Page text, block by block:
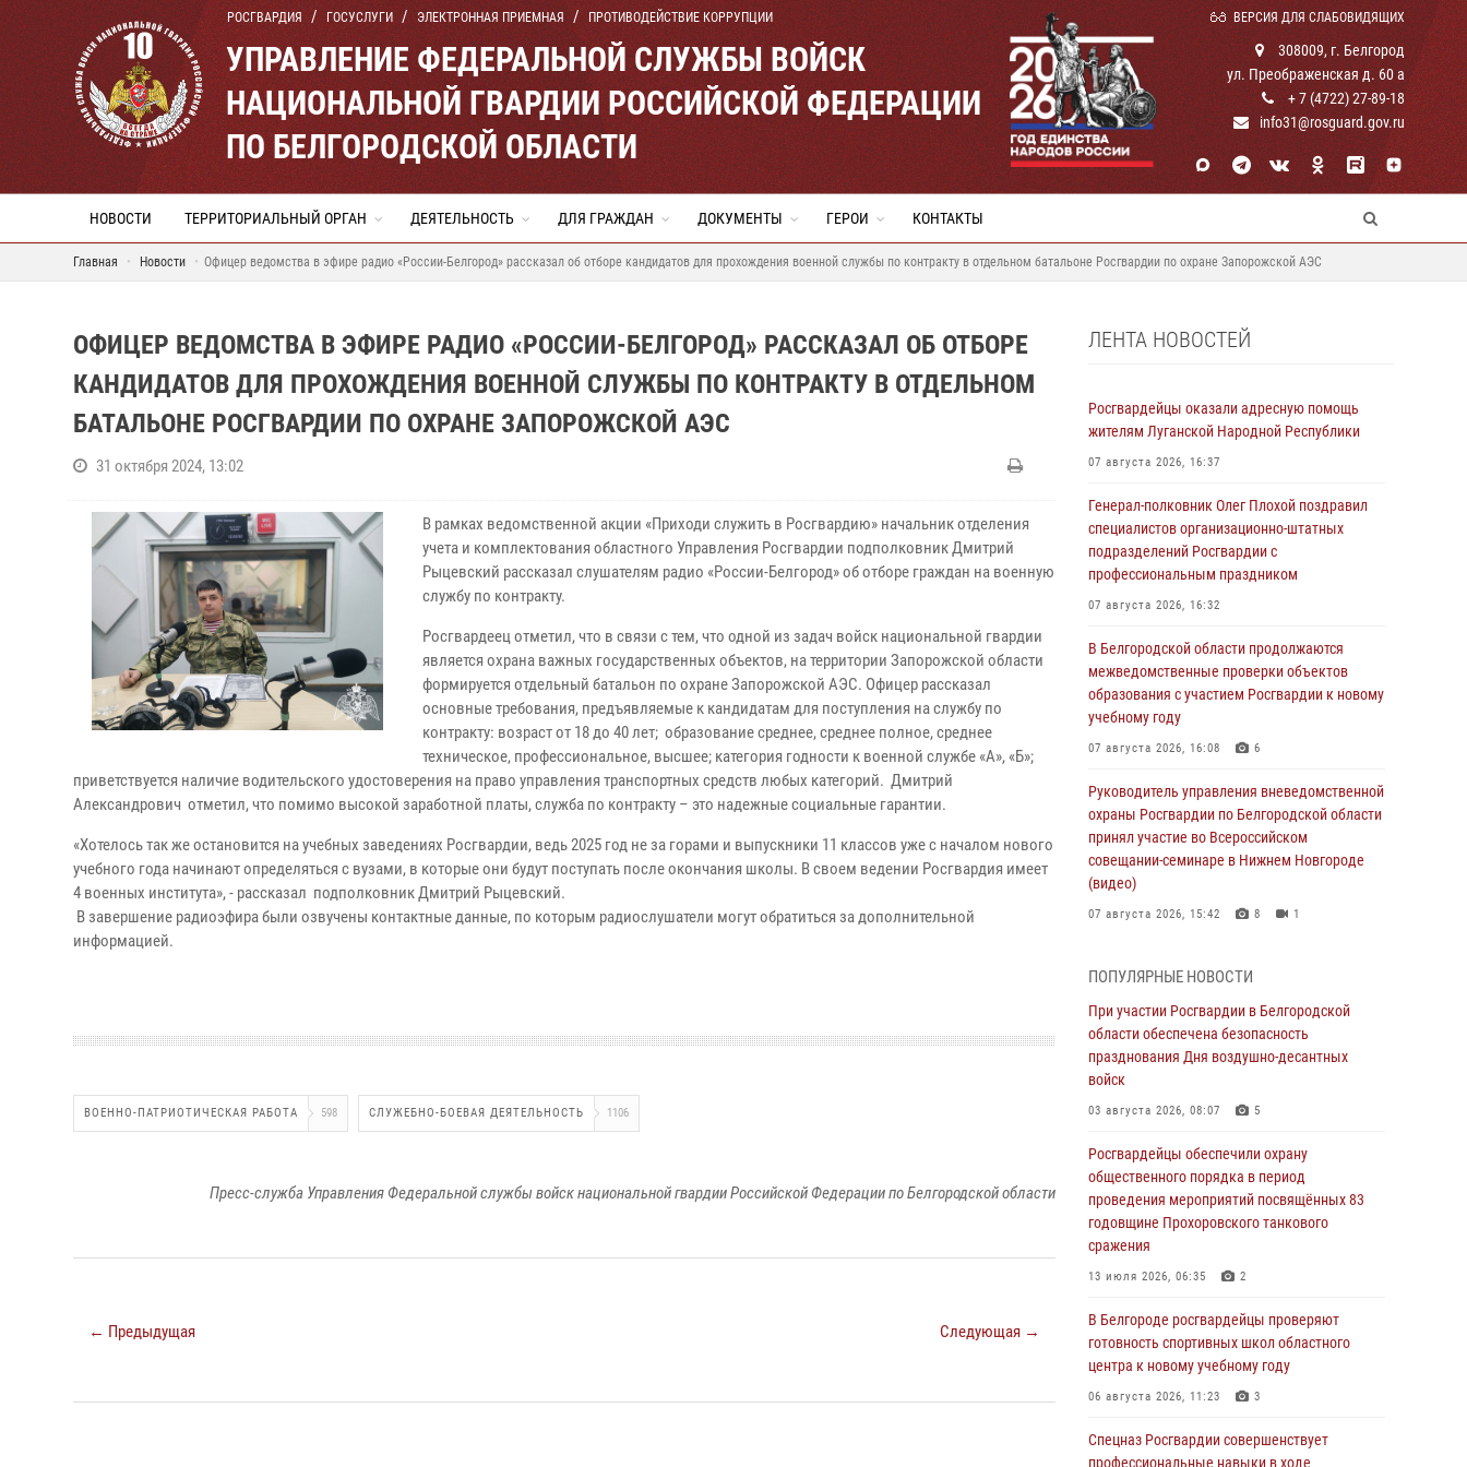
РОСГВАРДИЯ ГОСУСЛУГИ ЭЛЕКТРОННАЯ ПРИЕМНАЯ ПРОТИВОДЕЙСТВИЕ КОРРУПЦИИ ВЕРСИЯ ДЛЯ СЛАБОВИДЯЩИХ
УПРАВЛЕНИЕ ФЕДЕРАЛЬНОЙ СЛУЖБЫ ВОЙСК
НАЦИОНАЛЬНОЙ ГВАРДИИ РОССИЙСКОЙ ФЕДЕРАЦИИ
ПО БЕЛГОРОДСКОЙ ОБЛАСТИ
308009, г. Белгород
ул. Преображенская д. 60 а
+ 7 (4722) 27-89-18
info31@rosguard.gov.ru
НОВОСТИ ТЕРРИТОРИАЛЬНЫЙ ОРГАН ДЕЯТЕЛЬНОСТЬ ДЛЯ ГРАЖДАН ДОКУМЕНТЫ ГЕРОИ КОНТАКТЫ
Главная Новости Офицер ведомства в эфире радио «России-Белгород» рассказал об отборе кандидатов для прохождения военной службы по контракту в отдельном батальоне Росгвардии по охране Запорожской АЭС
ОФИЦЕР ВЕДОМСТВА В ЭФИРЕ РАДИО «РОССИИ-БЕЛГОРОД» РАССКАЗАЛ ОБ ОТБОРЕ
КАНДИДАТОВ ДЛЯ ПРОХОЖДЕНИЯ ВОЕННОЙ СЛУЖБЫ ПО КОНТРАКТУ В ОТДЕЛЬНОМ
БАТАЛЬОНЕ РОСГВАРДИИ ПО ОХРАНЕ ЗАПОРОЖСКОЙ АЭС
31 октября 2024, 13:02
В рамках ведомственной акции «Приходи служить в Росгвардию» начальник отделения
учета и комплектования областного Управления Росгвардии подполковник Дмитрий
Рыцевский рассказал слушателям радио «России-Белгород» об отборе граждан на военную
службу по контракту.
Росгвардеец отметил, что в связи с тем, что одной из задач войск национальной гвардии
является охрана важных государственных объектов, на территории Запорожской области
формируется отдельный батальон по охране Запорожской АЭС. Офицер рассказал
основные требования, предъявляемые к кандидатам для поступления на службу по
контракту: возраст от 18 до 40 лет; образование среднее, среднее полное, среднее
техническое, профессиональное, высшее; категория годности к военной службе «А», «Б»;
приветствуется наличие водительского удостоверения на право управления транспортных средств любых категорий. Дмитрий
Александрович отметил, что помимо высокой заработной платы, служба по контракту – это надежные социальные гарантии.
«Хотелось так же остановится на учебных заведениях Росгвардии, ведь 2025 год не за горами и выпускники 11 классов уже с началом нового
учебного года начинают определяться с вузами, в которые они будут поступать после окончания школы. В своем ведении Росгвардия имеет
4 военных института», - рассказал подполковник Дмитрий Рыцевский.
В завершение радиоэфира были озвучены контактные данные, по которым радиослушатели могут обратиться за дополнительной
информацией.
ВОЕННО-ПАТРИОТИЧЕСКАЯ РАБОТА 598 СЛУЖЕБНО-БОЕВАЯ ДЕЯТЕЛЬНОСТЬ 1106
Пресс-служба Управления Федеральной службы войск национальной гвардии Российской Федерации по Белгородской области
← Предыдущая Следующая →
ЛЕНТА НОВОСТЕЙ
Росгвардейцы оказали адресную помощь
жителям Луганской Народной Республики
07 августа 2026, 16:37
Генерал-полковник Олег Плохой поздравил
специалистов организационно-штатных
подразделений Росгвардии с
профессиональным праздником
07 августа 2026, 16:32
В Белгородской области продолжаются
межведомственные проверки объектов
образования с участием Росгвардии к новому
учебному году
07 августа 2026, 16:08 6
Руководитель управления вневедомственной
охраны Росгвардии по Белгородской области
принял участие во Всероссийском
совещании-семинаре в Нижнем Новгороде
(видео)
07 августа 2026, 15:42 8 1
пресекли условное проникновение в детский
лагерь «Солнышко»
07 августа 2026, 07:39 1
Белгородским радиослушателям рассказали
о роли физической культуры в жизни
07 августа 2026, 06:19
Подвиги героев‑росгвардейцев увековечили
в новой музейной экспозиции белгородского
музея‑диорамы «Курская битва.
Белгородское направление»
В Белгороде росгвардейцы проверяют
готовность спортивных школ областного
центра к новому учебному году
Росгвардия обеспечила общественную
ПОПУЛЯРНЫЕ НОВОСТИ
При участии Росгвардии в Белгородской
области обеспечена безопасность
празднования Дня воздушно-десантных
войск
03 августа 2026, 08:07 5
Росгвардейцы обеспечили охрану
общественного порядка в период
проведения мероприятий посвящённых 83
годовщине Прохоровского танкового
сражения
13 июля 2026, 06:35 2
В Белгороде росгвардейцы проверяют
готовность спортивных школ областного
центра к новому учебному году
06 августа 2026, 11:23 3
Спецназ Росгвардии совершенствует
профессиональные навыки в ходе